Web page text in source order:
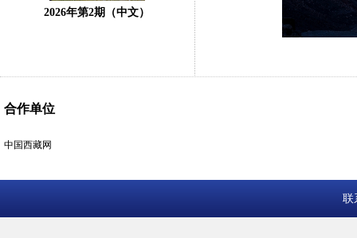
2026年第2期（中文）
合作单位
中国西藏网
联